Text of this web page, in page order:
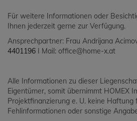
Für weitere Informationen oder
Ihnen jederzeit gerne zur Verfügung.
Ansprechpartner: Frau Andrijana
4401196 I Mail: office@home-x.at
Alle Informationen zu dieser
Eigentümer, somit übernimmt HOMEX
Projektfinanzierung e. U. keine
Fehlinformationen oder sonstige